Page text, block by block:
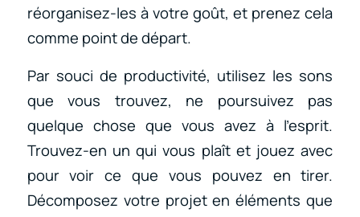
réorganisez-les à votre goût, et prenez cela
comme point de départ.
Par souci de productivité, utilisez les sons
que vous trouvez, ne poursuivez pas
quelque chose que vous avez à l’esprit.
Trouvez-en un qui vous plaît et jouez avec
pour voir ce que vous pouvez en tirer.
Décomposez votre projet en éléments que